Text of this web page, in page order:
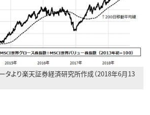
タより楽天証券経済研究所作成（2018年6月13